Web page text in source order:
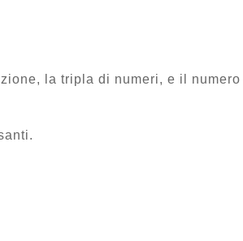
la tripla di numeri, e il numero